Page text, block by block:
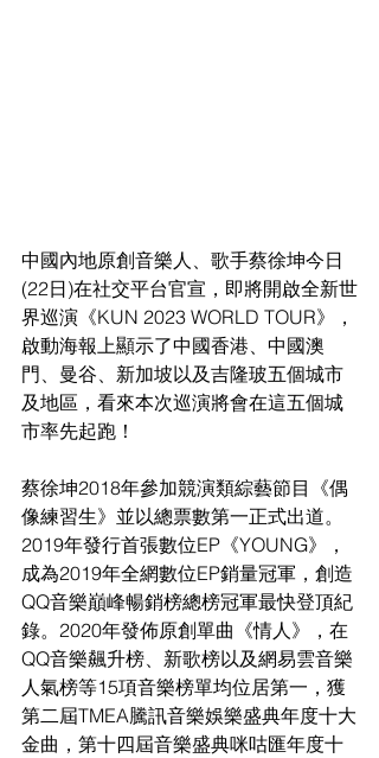
中國內地原創音樂人、歌手蔡徐坤今日
(22日)在社交平台官宣，即將開啟全新世
界巡演《KUN 2023 WORLD TOUR》，
啟動海報上顯示了中國香港、中國澳
門、曼谷、新加坡以及吉隆玻五個城市
及地區，看來本次巡演將會在這五個城
市率先起跑！
蔡徐坤2018年參加競演類綜藝節目《偶
像練習生》並以總票數第一正式出道。
2019年發行首張數位EP《YOUNG》，
成為2019年全網數位EP銷量冠軍，創造
QQ音樂巔峰暢銷榜總榜冠軍最快登頂紀
錄。2020年發佈原創單曲《情人》，在
QQ音樂飆升榜、新歌榜以及網易雲音樂
人氣榜等15項音樂榜單均位居第一，獲
第二屆TMEA騰訊音樂娛樂盛典年度十大
金曲，第十四屆音樂盛典咪咕匯年度十